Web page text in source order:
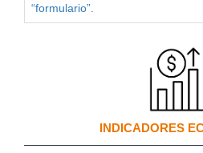
“formulario”.
INDICADORES